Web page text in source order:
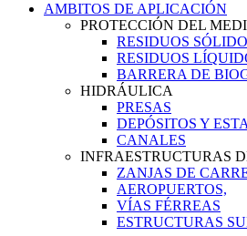
AMBITOS DE APLICACIÓN
PROTECCIÓN DEL
RESIDUOS
RESIDUOS
BARRERA DE
HIDRÁULICA
PRESAS
DEPÓSITOS Y
CANALES
INFRAESTRUCTURAS
ZANJAS DE
AEROPUERTOS,
VÍAS FÉRREAS
ESTRUCTURAS